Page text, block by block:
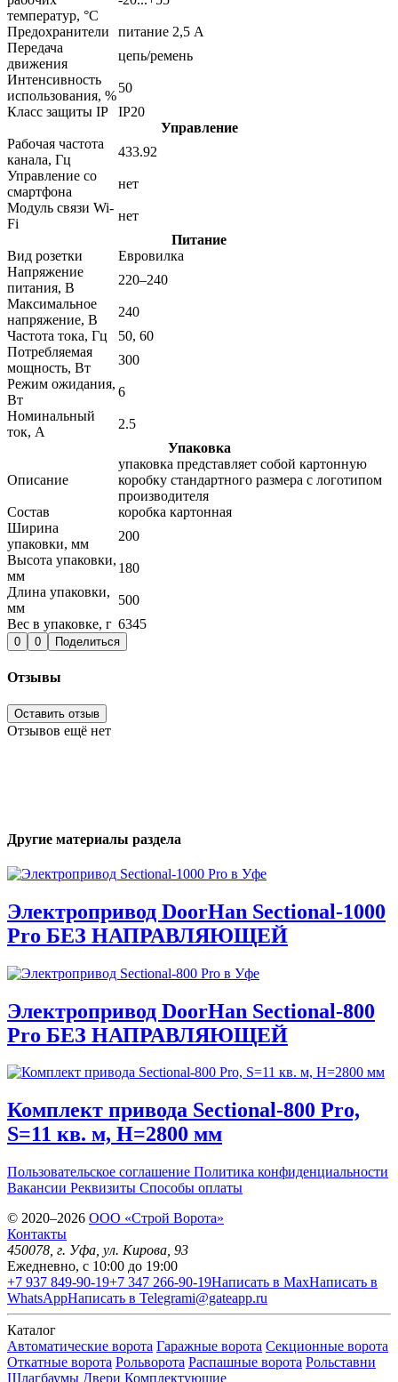
температур, °С
Предохранители
питание 2,5 А
Передача
движения
цепь/ремень
Интенсивность
использования, %
50
Класс защиты IP
IP20
Управление
Рабочая частота
канала, Гц
433.92
Управление со
смартфона
нет
Модуль связи Wi-
Fi
нет
Питание
Вид розетки
Евровилка
Напряжение
питания, В
220–240
Максимальное
напряжение, В
240
Частота тока, Гц
50, 60
Потребляемая
мощность, Вт
300
Режим ожидания,
Вт
6
Номинальный
ток, А
2.5
Упаковка
Описание
упаковка представляет собой картонную
коробку стандартного размера с логотипом
производителя
Состав
коробка картонная
Ширина
упаковки, мм
200
Высота упаковки,
мм
180
Длина упаковки,
мм
500
Вес в упаковке, г 6345
0 0 Поделиться
Отзывы
Оставить отзыв
Отзывов ещё нет
Другие материалы раздела
Электропривод DoorHan Sectional-1000
Pro БЕЗ НАПРАВЛЯЮЩЕЙ
Электропривод DoorHan Sectional-800
Pro БЕЗ НАПРАВЛЯЮЩЕЙ
Комплект привода Sectional-800 Pro,
S=11 кв. м, Н=2800 мм
Пользовательское соглашение Политика конфиденциальности
Вакансии Реквизиты Способы оплаты
© 2020–2026 OOO «Строй Ворота»
Контакты
450078 , г. Уфа ул. Кирова, 93
Ежедневно, с 10:00 до 19:00
+7 937 849-90-19+7 347 266-90-19Написать в MaxНаписать в
WhatsAppНаписать в Telegrami@gateapp.ru
Каталог
Автоматические ворота Гаражные ворота Секционные ворота
Откатные ворота Рольворота Распашные ворота Рольставни
Шлагбаумы Двери Комплектующие